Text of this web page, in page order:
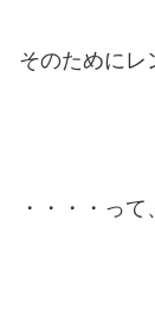
そのためにレ
・・・・って